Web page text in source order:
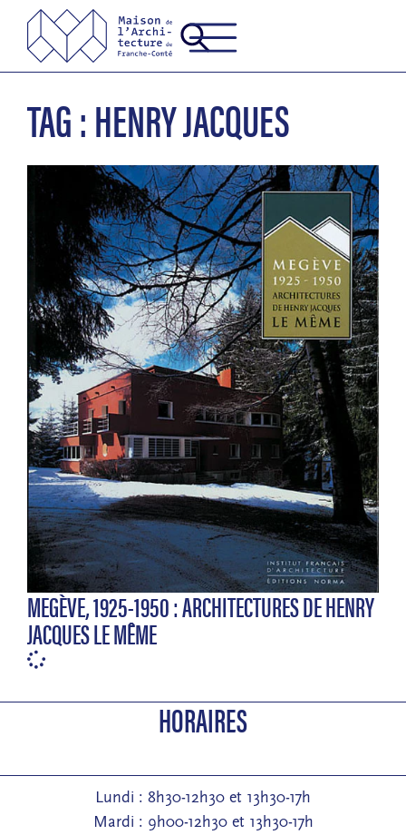
TAG : HENRY JACQUES
MEGÈVE, 1925-1950 : ARCHITECTURES DE HENRY
JACQUES LE MÊME
HORAIRES
Lundi : 8h30-12h30 et 13h30-17h
Mardi : 9h00-12h30 et 13h30-17h